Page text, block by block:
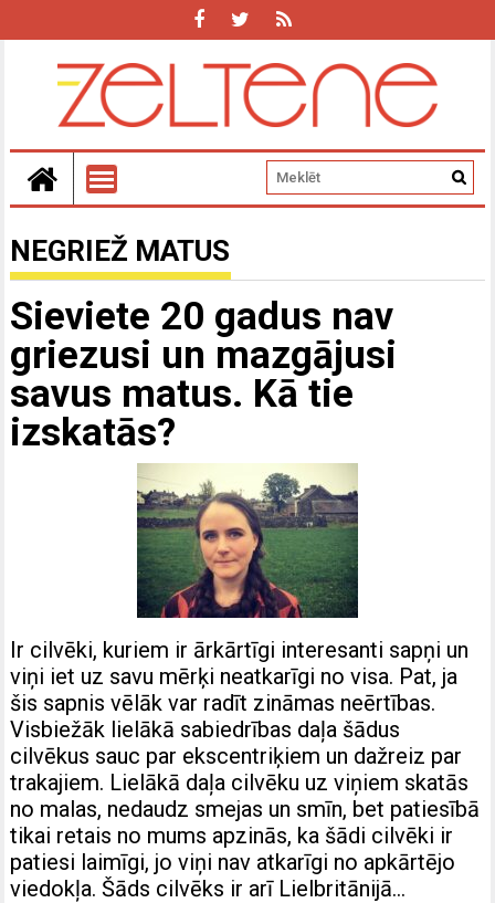
NEGRIEŽ MATUS
Sieviete 20 gadus nav
griezusi un mazgājusi
savus matus. Kā tie
izskatās?
Ir cilvēki, kuriem ir ārkārtīgi interesanti sapņi un
viņi iet uz savu mērķi neatkarīgi no visa. Pat, ja
šis sapnis vēlāk var radīt zināmas neērtības.
Visbiežāk lielākā sabiedrības daļa šādus
cilvēkus sauc par ekscentriķiem un dažreiz par
trakajiem. Lielākā daļa cilvēku uz viņiem skatās
no malas, nedaudz smejas un smīn, bet patiesībā
tikai retais no mums apzinās, ka šādi cilvēki ir
patiesi laimīgi, jo viņi nav atkarīgi no apkārtējo
viedokļa. Šāds cilvēks ir arī Lielbritānijā…